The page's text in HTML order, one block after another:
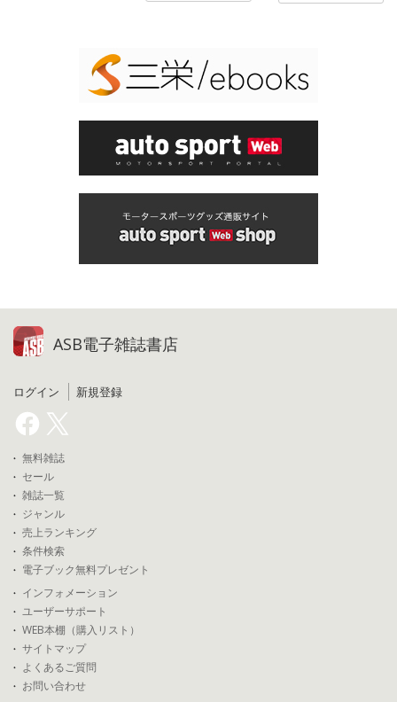
ASB電子雑誌書店
ログイン 新規登録
無料雑誌
セール
雑誌一覧
ジャンル
売上ランキング
条件検索
電子ブック無料プレゼント
インフォメーション
ユーザーサポート
WEB本棚（購入リスト）
サイトマップ
よくあるご質問
お問い合わせ